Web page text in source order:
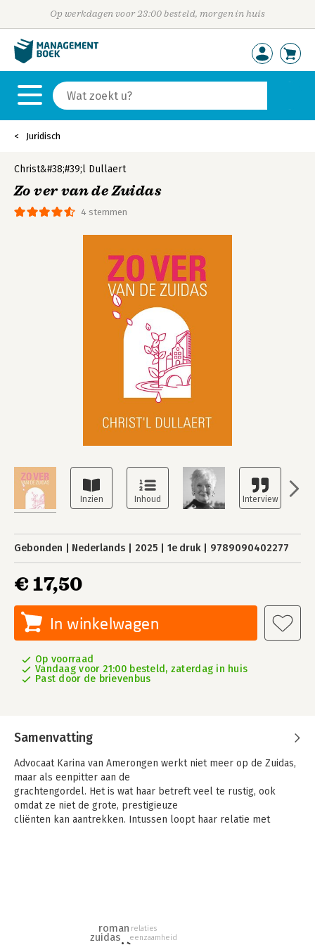
Op werkdagen voor 23:00 besteld, morgen in huis
Juridisch
4 stemmen
Christ&#38;#39;l Dullaert
Zo ver van de Zuidas
Gebonden Nederlands 2025 1e druk 9789090402277
€ 17,50
In winkelwagen
Op voorraad
Vandaag voor 21:00 besteld, zaterdag in huis
Past door de brievenbus
Samenvatting
Advocaat Karina van Amerongen werkt niet meer op de Zuidas,
maar als eenpitter aan de
grachtengordel. Het is wat haar betreft veel te rustig, ook
omdat ze niet de grote, prestigieuze
cliënten kan aantrekken. Intussen loopt haar relatie met
een verhouding had, mee naar zijn moeder. Met deze
zuidas
roman relaties
eenzaamheid